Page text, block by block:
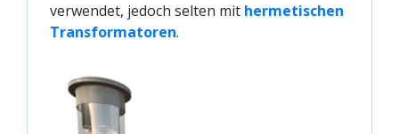
verwendet, jedoch selten mit hermetischen
Transformatoren.